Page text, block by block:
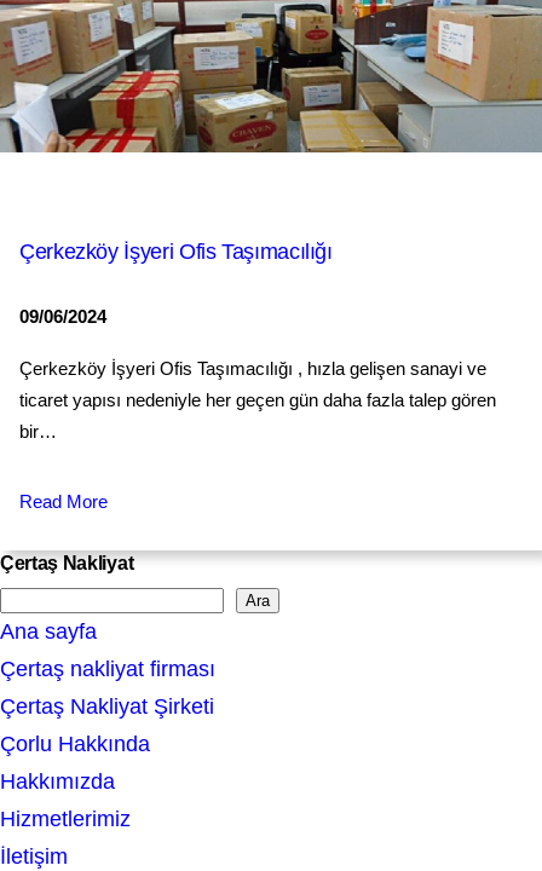
Çerkezköy İşyeri Ofis Taşımacılığı
09/06/2024
Çerkezköy İşyeri Ofis Taşımacılığı , hızla gelişen sanayi ve
ticaret yapısı nedeniyle her geçen gün daha fazla talep gören
bir…
Read More
Çertaş Nakliyat
e
a
r
c
h
Ara
Ana sayfa
Çertaş nakliyat firması
Çertaş Nakliyat Şirketi
Çorlu Hakkında
Hakkımızda
Hizmetlerimiz
İletişim